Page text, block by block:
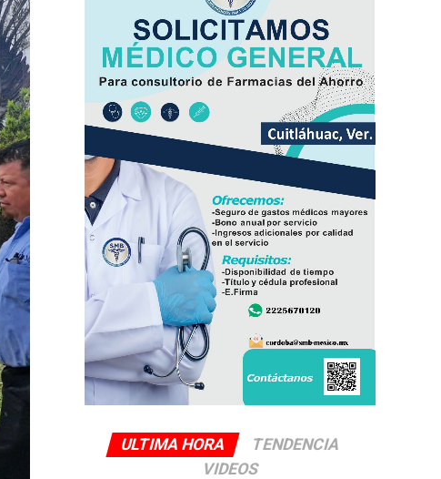
ULTIMA HORA
TENDENCIA
VIDEOS